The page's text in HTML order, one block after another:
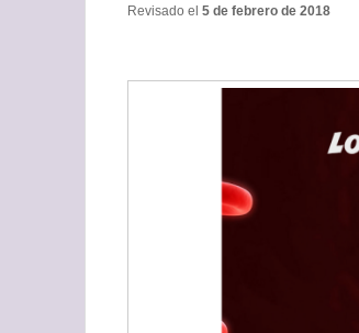
Revisado el 5 de febrero de 2018